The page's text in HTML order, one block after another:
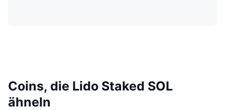
Coins, die Lido Staked SOL
ähneln